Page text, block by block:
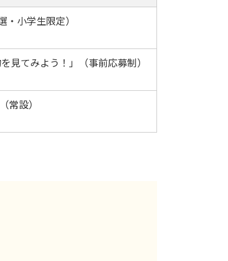
小学生限定）
見てみよう！」（事前応募制）
常設）